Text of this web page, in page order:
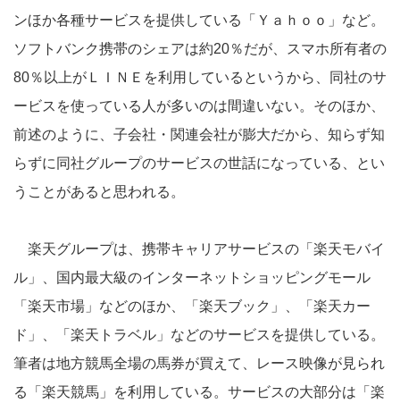
ンほか各種サービスを提供している「Ｙａｈｏｏ」など。
ソフトバンク携帯のシェアは約20％だが、スマホ所有者の
80％以上がＬＩＮＥを利用しているというから、同社のサ
ービスを使っている人が多いのは間違いない。そのほか、
前述のように、子会社・関連会社が膨大だから、知らず知
らずに同社グループのサービスの世話になっている、とい
うことがあると思われる。
楽天グループは、携帯キャリアサービスの「楽天モバイ
ル」、国内最大級のインターネットショッピングモール
「楽天市場」などのほか、「楽天ブック」、「楽天カー
ド」、「楽天トラベル」などのサービスを提供している。
筆者は地方競馬全場の馬券が買えて、レース映像が見られ
る「楽天競馬」を利用している。サービスの大部分は「楽